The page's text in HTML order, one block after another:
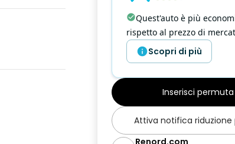
Quest'auto è più
rispetto al prezzo di
Scopri di più
Inserisci permuta
Attiva notifica riduzione
Renord.com